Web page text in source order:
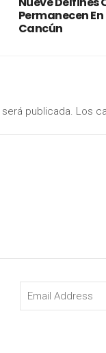
Permanecen
Cancún
publicada. Los